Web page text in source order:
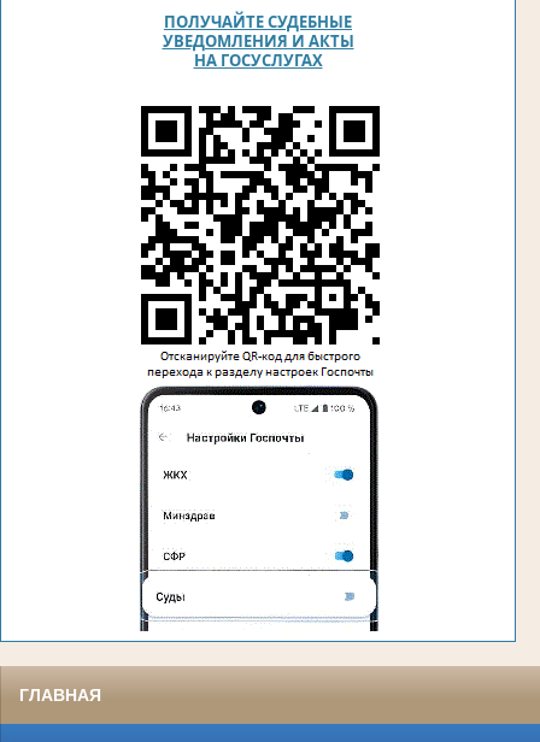
ПОЛУЧАЙТЕ СУДЕБНЫЕ
УВЕДОМЛЕНИЯ И АКТЫ
НА ГОСУСЛУГАХ
ГЛАВНАЯ